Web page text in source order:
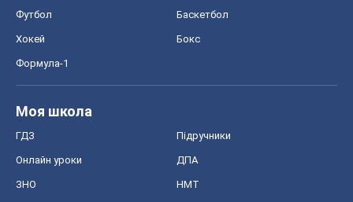
Футбол Баскетбол
Хокей Бокс
Формула-1
Моя школа
ГДЗ Підручники
Онлайн уроки ДПА
ЗНО НМТ